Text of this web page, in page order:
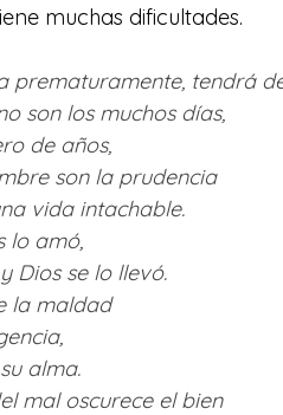
muchas dificultades.
prematuramente, tendrá
son los muchos días,
de años,
son la prudencia
vida intachable.
lo amó,
Dios se lo llevó.
la maldad
alma.
mal oscurece el bien